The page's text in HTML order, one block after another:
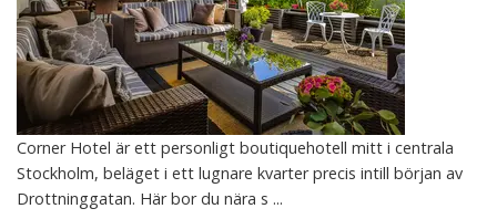
Corner Hotel är ett personligt boutiquehotell mitt i centrala
Stockholm, beläget i ett lugnare kvarter precis intill början av
Drottninggatan. Här bor du nära s ...